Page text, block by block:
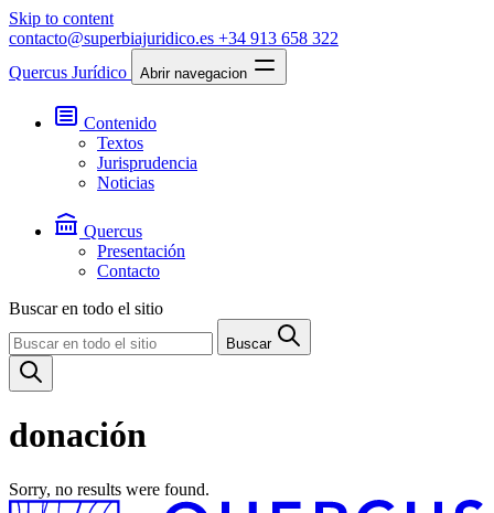
Skip to content
contacto@superbiajuridico.es +34 913 658 322
Quercus Jurídico
Abrir navegacion
Contenido
Textos
Jurisprudencia
Noticias
Quercus
Presentación
Contacto
Buscar en todo el sitio
Buscar
donación
Sorry, no results were found.